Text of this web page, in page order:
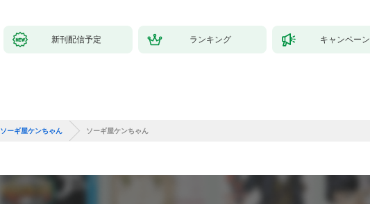
新刊配信予定 ランキング キャンペーン
ソーギ屋ケンちゃん ソーギ屋ケンちゃん